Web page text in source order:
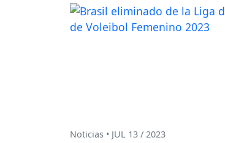
Noticias • JUL 13 / 2023